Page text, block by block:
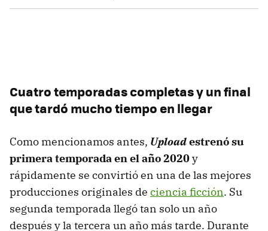
Cuatro temporadas completas y un final
que tardó mucho tiempo en llegar
Como mencionamos antes, Uploadestrenó su
primera temporada en el año 2020y
rápidamente se convirtió en una de las mejores
producciones originales de ciencia ficción. Su
segunda temporada llegó tan solo un año
después y la tercera un año más tarde. Durante